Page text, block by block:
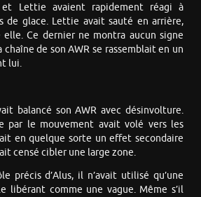
et Lettie avaient rapidement réagi à
de glace. Lettie avait sauté en arrière,
elle. Ce dernier ne montra aucun signe
chaîne de son AWR se rassemblait en un
lui.
balancé son AWR avec désinvolture.
par le mouvement avait volé vers les
en quelque sorte un effet secondaire
censé cibler une large zone.
précis d’Alus, il n’avait utilisé qu’une
libérant comme une vague. Même s’il